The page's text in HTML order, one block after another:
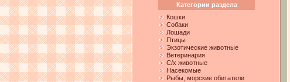
Категории раздела
Кошки
Собаки
Лошади
Птицы
Экзотические животные
Ветеринария
С/х животные
Насекомые
Рыбы, морские обитатели